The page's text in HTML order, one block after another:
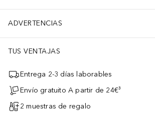
ADVERTENCIAS
TUS VENTAJAS
Entrega 2-3 días laborables
Envío gratuito A partir de 24€³
2 muestras de regalo